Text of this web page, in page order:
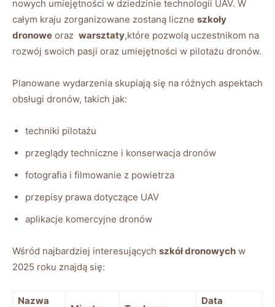
nowych ‍umiejętności ‌w dziedzinie technologii UAV.‌ W
‍całym‌ kraju zorganizowane zostaną liczne szkoły
dronowe oraz ​ warsztaty,które pozwolą uczestnikom na
rozwój swoich pasji oraz⁣ umiejętności w pilotażu dronów.
Planowane ‍wydarzenia skupiają się na różnych aspektach
⁣obsługi dronów, ​takich jak:
techniki pilotażu
przeglądy techniczne i konserwacja dronów
fotografia i filmowanie z powietrza
przepisy ‍prawa dotyczące UAV
aplikacje komercyjne dronów
Wśród najbardziej interesujących szkół‍ dronowych w
2025 roku znajdą się:
Nazwa Data